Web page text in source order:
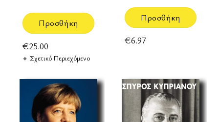
Προσθήκη
€25.00
Σχετικό Περιεχόμενο
Προσθήκη
€6.97